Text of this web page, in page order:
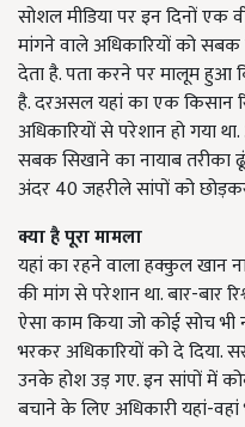
सोशल मीडिया पर इन दिनों एक
मांगने वाले अधिकारियों को
देता है. पता करने पर मालूम हुआ
है. दरअसल यहां का एक किसान
अधिकारियों से परेशान हो गया
सबक सिखाने का नायाब
अंदर 40 जहरीले सांपों को
क्या है पूरा मामला
यहां का रहने वाला हक्कुल खान
की मांग से परेशान था. बार-बार
ऐसा काम किया जो कोई सोच
भरकर अधिकारियों को दे दिया.
उनके होश उड़ गए. इन सांपों में
बचाने के लिए अधिकारी यहां-